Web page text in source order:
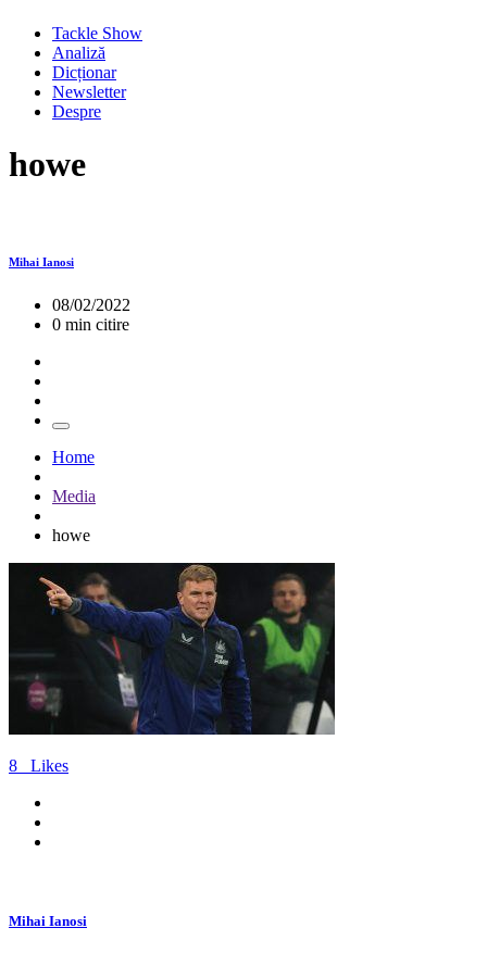
Tackle Show
Analiză
Dicționar
Newsletter
Despre
howe
Mihai Ianosi
08/02/2022
0 min citire
Home
Media
howe
8 Likes
Mihai Ianosi